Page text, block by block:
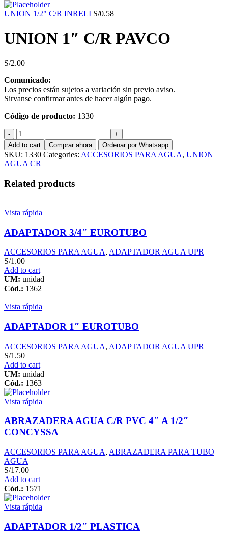
UNION 1/2" C/R INRELI S/0.58
UNION 1″ C/R PAVCO
S/2.00
Comunicado:
Los precios están sujetos a variación sin previo aviso.
Sirvanse confirmar antes de hacer algún pago.
Código de producto: 1330
UNION
1"
C/R
PAVCO
quantity
Add to cart Comprar ahora Ordenar por Whatsapp
SKU: 1330 Categories: ACCESORIOS PARA AGUA, UNION
AGUA CR
Related products
Vista rápida
ADAPTADOR 3/4″ EUROTUBO
ACCESORIOS PARA AGUA, ADAPTADOR AGUA UPR
S/1.00
Add to cart
UM: unidad
Cód.: 1362
Vista rápida
ADAPTADOR 1″ EUROTUBO
ACCESORIOS PARA AGUA, ADAPTADOR AGUA UPR
S/1.50
Add to cart
UM: unidad
Cód.: 1363
Vista rápida
ABRAZADERA AGUA C/R PVC 4″ A 1/2″
CONCYSSA
ACCESORIOS PARA AGUA, ABRAZADERA PARA TUBO
AGUA
S/17.00
Add to cart
Cód.: 1571
Vista rápida
ADAPTADOR 1/2″ PLASTICA